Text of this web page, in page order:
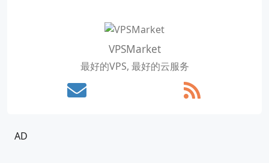
VPSMarket
最好的VPS, 最好的云服务
AD